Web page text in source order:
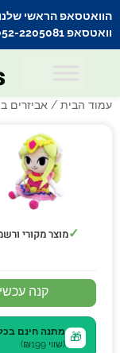
הוואטסאפ הראשי שלנו (053-3555743) בתקלה
וואטסאפ 052-2205081
עמוד הבית / אביזרים
✓מוצר מקורי
קנה
🎁 מתנה חינם
(שווי ₪199)